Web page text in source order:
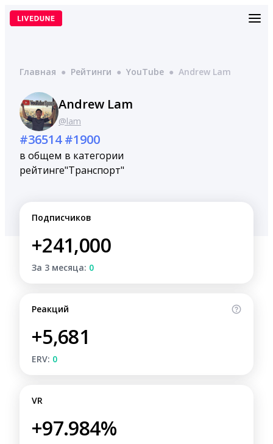
Перейти
Главная ● Рейтинги ● YouTube ● Andrew Lam
Andrew Lam
@lam
#36514
в общем
рейтинге
#1900
в категории
"Транспорт"
Подписчиков
+241,000
За 3 месяца: 0
Реакций
+5,681
ERV: 0
VR
+97.984%